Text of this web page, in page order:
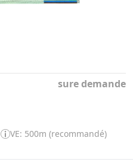
sure demande
VE: 500m (recommandé)